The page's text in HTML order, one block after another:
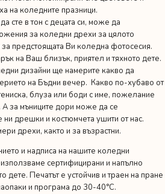
на коледните празници.
сте в тон с децата си, може да
за коледни дрехи за цялото
предстоящата Ви коледна фотосесия.
на Ваш близък, приятел и тяхното дете.
дизайни ще намерите какво да
на Бъдни вечер. Какво по-хубаво от
блуза или боди с име, пожелание
за мъниците дори може да се
ни дрешки и костюмчета ушити от нас.
дрехи, както и за възрастни.
и надписа на нашите коледни
сертифицирани и напълно
дете. Печатът е устойчив и траен на пране
и програма до 30-40°C.